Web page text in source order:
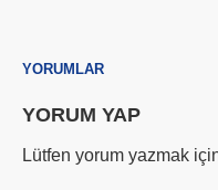
YORUMLAR
YORUM YAP
Lütfen yorum yazmak